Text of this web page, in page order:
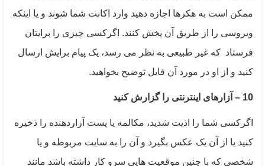
ممکن است به هکرها اجازه دهید وارد اکانت شما شوند و یا اینکه
ویروسی را از طریق آن پخش کنند. اگرکسی چیزی را برایتان
فرستاد که غیر طبیعی به نظر می رسد، یک پیام برایش ارسال
کنید و از او در مورد آن فایل توضیح بخواهید.
10 – آزارهای اینترنتی را گزارش کنید
اگرکسی شما را اذیت شدید، مکالمه یا پست آزاردهنده را ذخیره
کنید یا از آن یک عکس بگیرد و آن را به سایت مربوطه و یا
شخصی که با چنین موقعیت هایی سرو کار داشته باشد مانند